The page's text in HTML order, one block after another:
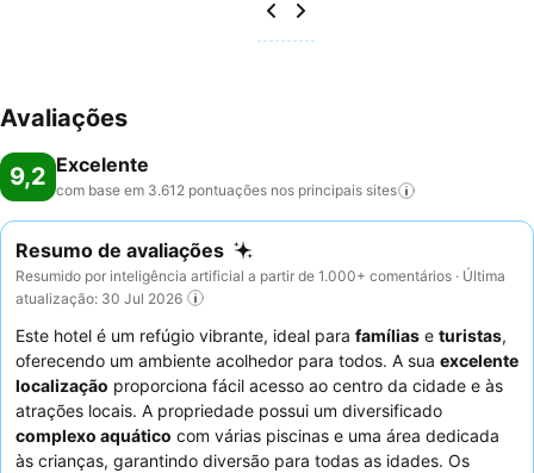
Avaliações
9,2 Excelente
com base em 3.612 pontuações nos principais sites
Resumo de avaliações
Resumido por inteligência artificial a partir de 1.000+ comentários · Última
atualização: 30 Jul 2026
Este hotel é um refúgio vibrante, ideal para famílias e turistas,
oferecendo um ambiente acolhedor para todos. A sua excelente
localização proporciona fácil acesso ao centro da cidade e às
atrações locais. A propriedade possui um diversificado
complexo aquático com várias piscinas e uma área dedicada
às crianças, garantindo diversão para todas as idades. Os